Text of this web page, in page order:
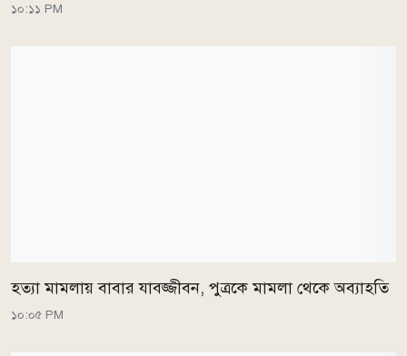
১০:১১ PM
হত্যা মামলায় বাবার যাবজ্জীবন, পুত্রকে মামলা থেকে অব্যাহতি
১০:০৫ PM